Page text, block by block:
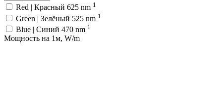
Red | Красный 625 nm 1
Green | Зелёный 525 nm 1
Blue | Синий 470 nm 1
Мощность на 1м, W/m